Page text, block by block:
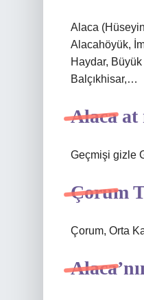
Alaca
Alacahöyük,
Haydar,
Balçıkhisar,…
Alaca at
Geçmişi gizle
Çorum
Çorum, Orta